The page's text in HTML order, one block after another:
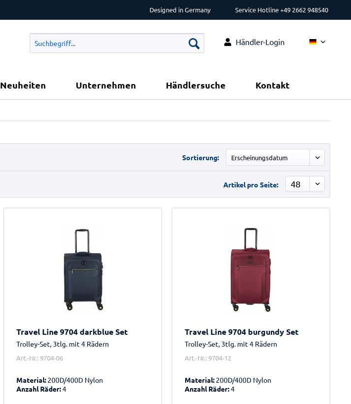
Designed in Germany Service Hotline +49 2662 948540
Händler-Login Deutsch
Neuheiten Unternehmen Händlersuche Kontakt
Sortierung:
Artikel pro Seite:
Travel Line 9704 darkblue Set
Trolley-Set, 3tlg. mit 4 Rädern
Art.-Nr.: 9704-06
Material: 200D/400D Nylon
Anzahl Räder:4
Travel Line 9704 burgundy Set
Trolley-Set, 3tlg. mit 4 Rädern
Art.-Nr.: 9704-12
Material: 200D/400D Nylon
Anzahl Räder:4